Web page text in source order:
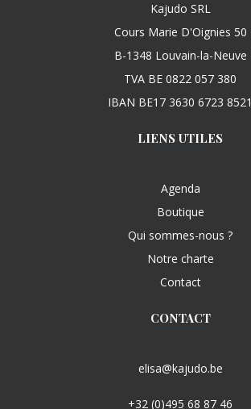
Kajudo SRL
Cours Marie D'Oignies 50
B-1348 Louvain-la-Neuve
TVA BE 0822 057 380
IBAN BE17 3630 6723 8521
LIENS UTILES
Agenda
Boutique
Qui sommes-nous ?
Notre charte
Contact
CONTACT
elisa@kajudo.be
+32 (0)495 68 87 46